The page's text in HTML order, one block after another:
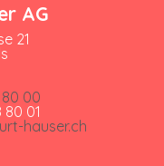
AG
21
80 00
80 01
hauser.ch